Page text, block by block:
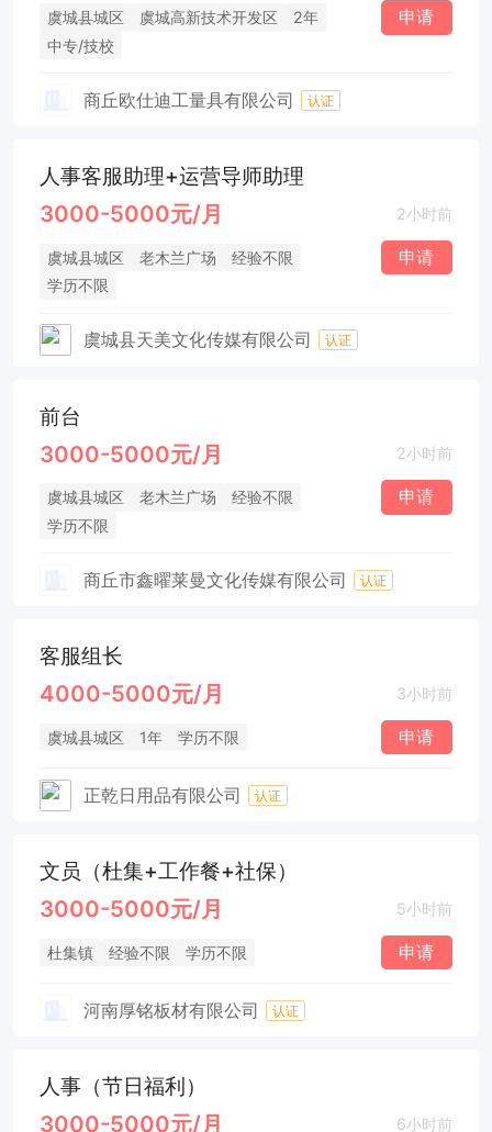
虞城县城区 虞城高新技术开发区
2年
中专/技校
申请
商丘欧仕迪工量具有限公司 认证
人事客服助理+运营导师助理
3000-5000元/月 2小时前
虞城县城区 老木兰广场
经验不限
学历不限
申请
虞城县天美文化传媒有限公司 认证
前台
3000-5000元/月 2小时前
虞城县城区 老木兰广场
经验不限
学历不限
申请
商丘市鑫曜莱曼文化传媒有限公司 认证
客服组长
4000-5000元/月 3小时前
虞城县城区 1年 学历不限 申请
正乾日用品有限公司 认证
文员（杜集+工作餐+社保）
3000-5000元/月 5小时前
杜集镇 经验不限 学历不限 申请
河南厚铭板材有限公司 认证
人事（节日福利）
3000-5000元/月 6小时前